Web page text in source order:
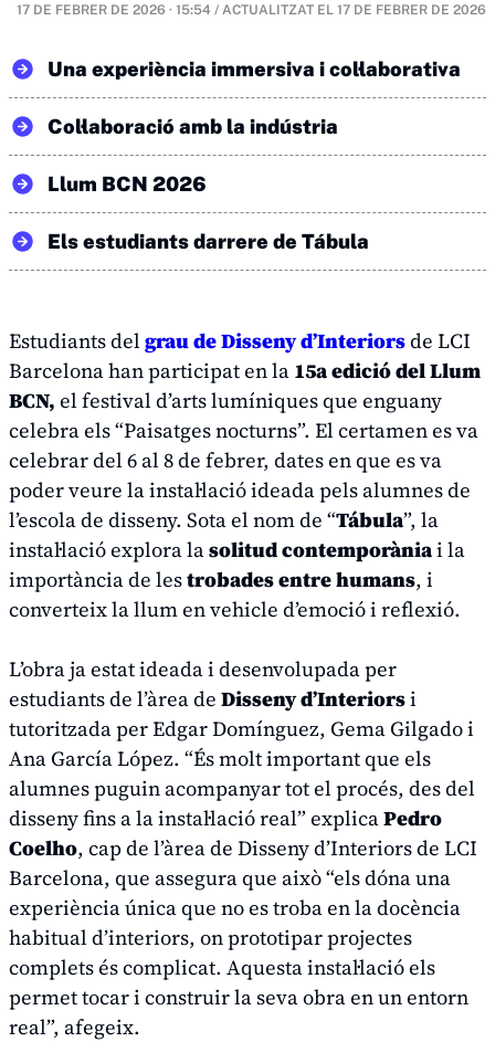
17 DE FEBRER DE 2026 · 15:54 / ACTUALITZAT EL 17 DE FEBRER DE 2026
Una experiència immersiva i col·laborativa
Col·laboració amb la indústria
Llum BCN 2026
Els estudiants darrere de Tábula
Estudiants delgrau de Disseny d’Interiorsde LCI
Barcelona han participat en la 15a edició del Llum
BCN, el festival d’arts lumíniques que enguany
celebra els “Paisatges nocturns”. El certamen es va
celebrar del 6 al 8 de febrer, dates en que es va
poder veure la instal·lació ideada pels alumnes de
l’escola de disseny. Sota el nom de “Tábula”, la
instal·lació explora lasolitud contemporàniai la
importància de lestrobades entre humans, i
converteix la llum en vehicle d’emoció i reflexió.
L’obra ja estat ideada i desenvolupada per
estudiants de l’àrea de Disseny d’Interiorsi
tutoritzada per Edgar Domínguez, Gema Gilgado i
Ana García López. “És molt important que els
alumnes puguin acompanyar tot el procés, des del
disseny fins a la instal·lació real” explicaPedro
Coelho, cap de l’àrea de Disseny d’Interiors de LCI
Barcelona, que assegura que això “els dóna una
experiència única que no es troba en la docència
habitual d’interiors, on prototipar projectes
complets és complicat. Aquesta instal·lació els
permet tocar i construir la seva obra en un entorn
real”, afegeix.